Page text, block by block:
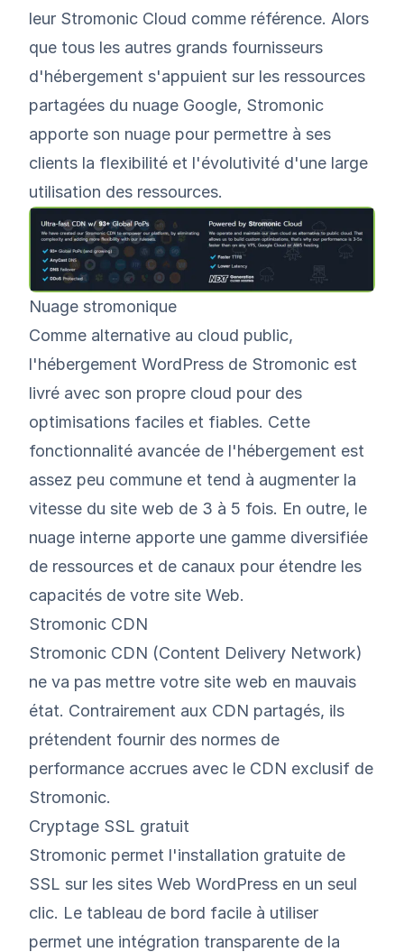
leur Stromonic Cloud comme référence. Alors
que tous les autres grands fournisseurs
d'hébergement s'appuient sur les ressources
partagées du nuage Google, Stromonic
apporte son nuage pour permettre à ses
clients la flexibilité et l'évolutivité d'une large
utilisation des ressources.
Nuage stromonique
Comme alternative au cloud public,
l'hébergement WordPress de Stromonic est
livré avec son propre cloud pour des
optimisations faciles et fiables. Cette
fonctionnalité avancée de l'hébergement est
assez peu commune et tend à augmenter la
vitesse du site web de 3 à 5 fois. En outre, le
nuage interne apporte une gamme diversifiée
de ressources et de canaux pour étendre les
capacités de votre site Web.
Stromonic CDN
Stromonic CDN (Content Delivery Network)
ne va pas mettre votre site web en mauvais
état. Contrairement aux CDN partagés, ils
prétendent fournir des normes de
performance accrues avec le CDN exclusif de
Stromonic.
Cryptage SSL gratuit
Stromonic permet l'installation gratuite de
SSL sur les sites Web WordPress en un seul
clic. Le tableau de bord facile à utiliser
permet une intégration transparente de la